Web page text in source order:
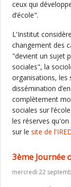
ceux qui
d’école".
L'Institut
changement des
"devient un sujet
sociales", la
organisations, les
dissémination
complètement
sociales sur
les réserves
sur le site de
3ème Journée
mercredi 22